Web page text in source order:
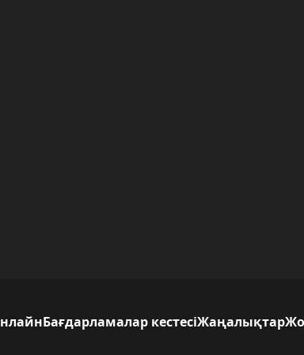
Бағдарламалар кестесіЖаңалықтар